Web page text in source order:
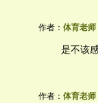
作者： 体育老师
是不该
作者： 体育老师